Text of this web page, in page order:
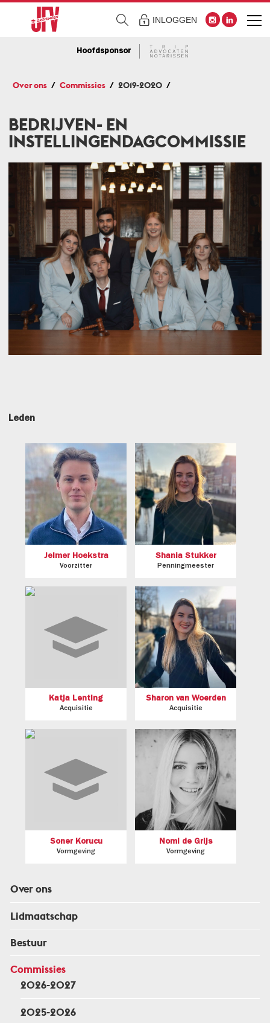
INLOGGEN
Hoofdsponsor
Over ons Commissies 2019-2020
Over ons
Lidmaatschap
Bestuur
Commissies
2026-2027
2025-2026
BEDRIJVEN- EN
INSTELLINGENDAGCOMMISSIE
Leden
Jelmer Hoekstra
Voorzitter
Shania Stukker
Penningmeester
Katja Lenting
Acquisitie
Sharon van Woerden
Acquisitie
Soner Korucu
Vormgeving
Nomi de Grijs
Vormgeving